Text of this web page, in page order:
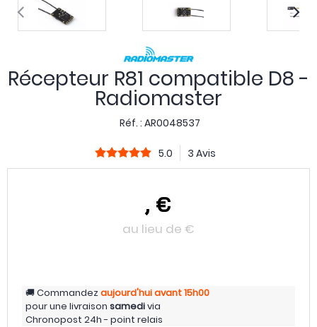
Récepteur R81 compatible D8 -
Radiomaster
Réf. : AR0048537
5.0 3 Avis
, €
au lieu de €
Commandezaujourd'huiavant 15h00
pour une livraison samedivia
Chronopost 24h - point relais